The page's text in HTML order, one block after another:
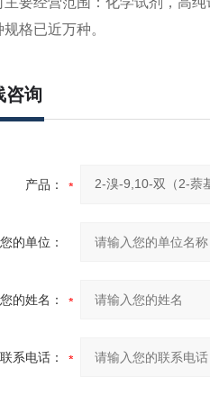
格已近万种。
咨询
产品：
您的单位：
您的姓名：
联系电话：